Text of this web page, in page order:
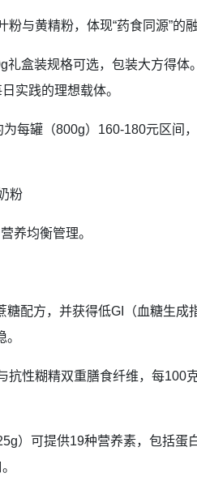
与黄精粉，体现“药食同源”的
礼盒装规格可选，包装大方得体
实践的理想载体。
每罐（800g）160-180元区间
粉
养均衡管理。
配方，并获得低GI（血糖生成
性糊精双重膳食纤维，每100
）可提供19种营养素，包括蛋